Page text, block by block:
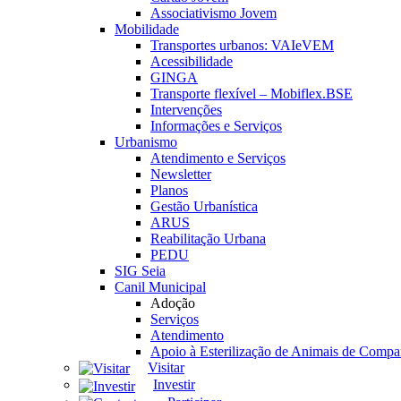
Associativismo Jovem
Mobilidade
Transportes urbanos: VAIeVEM
Acessibilidade
GINGA
Transporte flexível – Mobiflex.BSE
Intervenções
Informações e Serviços
Urbanismo
Atendimento e Serviços
Newsletter
Planos
Gestão Urbanística
ARUS
Reabilitação Urbana
PEDU
SIG Seia
Canil Municipal
Adoção
Serviços
Atendimento
Apoio à Esterilização de Animais de
Visitar
Investir